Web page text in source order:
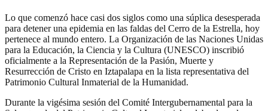
Lo que comenzó hace casi dos siglos como una súplica desesperada
para detener una epidemia en las faldas del Cerro de la Estrella, hoy
pertenece al mundo entero. La Organización de las Naciones Unidas
para la Educación, la Ciencia y la Cultura (UNESCO) inscribió
oficialmente a la Representación de la Pasión, Muerte y
Resurrección de Cristo en Iztapalapa en la lista representativa del
Patrimonio Cultural Inmaterial de la Humanidad.
Durante la vigésima sesión del Comité Intergubernamental para la